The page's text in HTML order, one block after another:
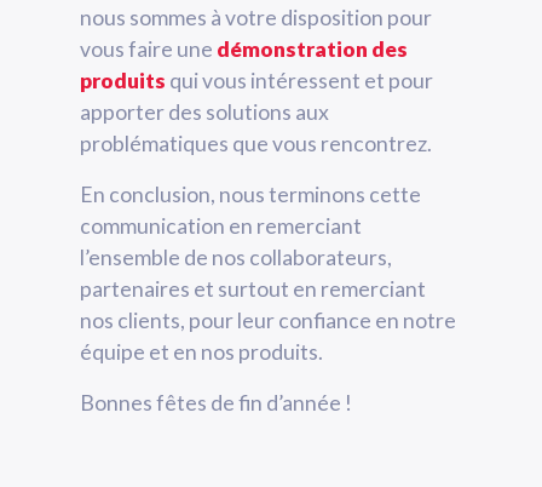
nous sommes à votre disposition pour
vous faire une démonstration des
produits qui vous intéressent et pour
apporter des solutions aux
problématiques que vous rencontrez.
En conclusion, nous terminons cette
communication en remerciant
l’ensemble de nos collaborateurs,
partenaires et surtout en remerciant
nos clients, pour leur confiance en notre
équipe et en nos produits.
Bonnes fêtes de fin d’année !